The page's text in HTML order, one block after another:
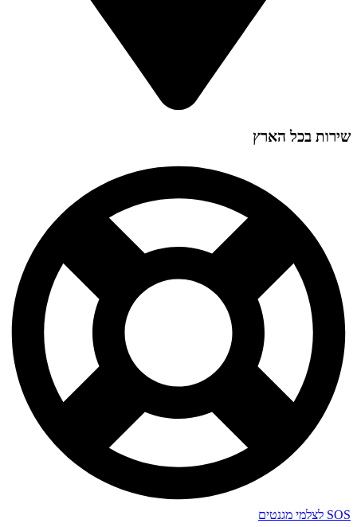
שירות בכל הארץ
SOS לצלמי מגנטים